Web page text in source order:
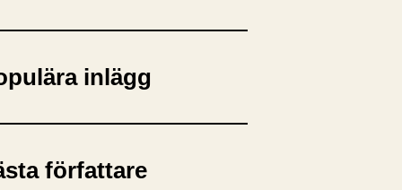
inlägg
författare